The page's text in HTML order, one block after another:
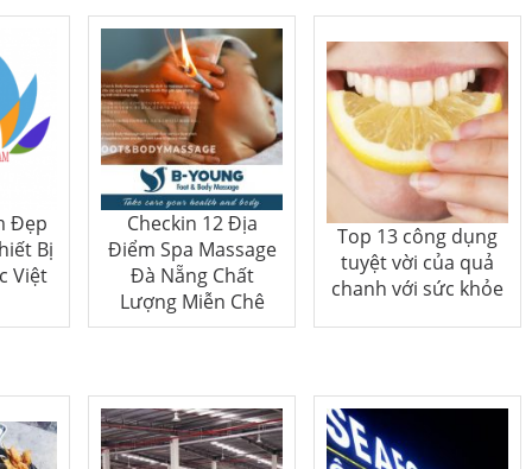
Đẹp
Bị
Việt
Checkin 12 Địa
Điểm Spa Massage
Đà Nẵng Chất
Lượng Miễn Chê
Top 13 công dụng
tuyệt vời của quả
chanh với sức khỏe